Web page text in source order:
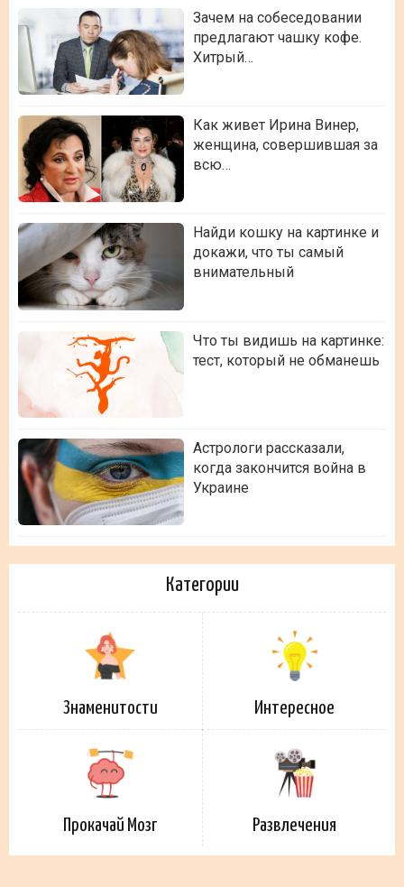
Зачем на собеседовании
предлагают чашку кофе.
Хитрый…
Как живет Ирина Винер,
женщина, совершившая за
всю…
Найди кошку на картинке и
докажи, что ты самый
внимательный
Что ты видишь на картинке:
тест, который не обманешь
Астрологи рассказали,
когда закончится война в
Украине
Категории
Знаменитости Интересное
Прокачай Мозг Развлечения